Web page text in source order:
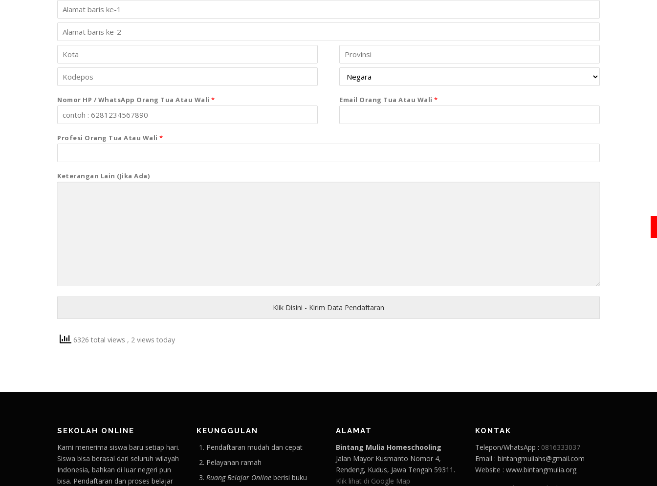
Nomor HP / WhatsApp Orang Tua Atau Wali * Email Orang Tua Atau Wali*
Profesi Orang Tua Atau Wali *
Keterangan Lain (jika Ada)
Klik Disini - Kirim Data Pendaftaran
6326 total views , 2 views today
SEKOLAH ONLINE
Kami menerima siswa baru setiap hari.
Siswa bisa berasal dari seluruh wilayah
Indonesia, bahkan di luar negeri pun
bisa. Pendaftaran dan proses belajar
KEUNGGULAN
Pendaftaran mudah dan cepat
Pelayanan ramah
Ruang Belajar Online berisi buku
ALAMAT
Bintang Mulia Homeschooling
Jalan Mayor Kusmanto Nomor 4,
Rendeng, Kudus, Jawa Tengah 59311.
Klik lihat di Google Map
KONTAK
Telepon/WhatsApp : 0816333037
Email : bintangmuliahs@gmail.com
Website : www.bintangmulia.org